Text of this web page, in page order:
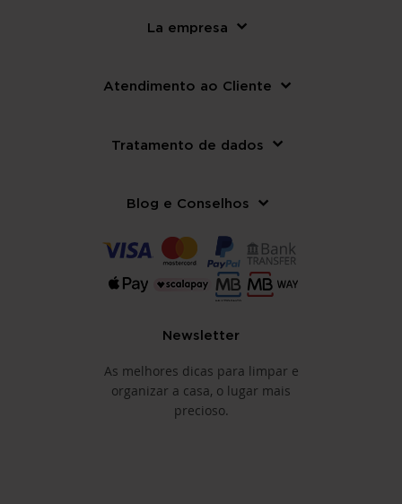
La empresa
Atendimento ao Cliente
Tratamento de dados
Blog e Conselhos
Newsletter
As melhores dicas para limpar e
organizar a casa, o lugar mais
precioso.